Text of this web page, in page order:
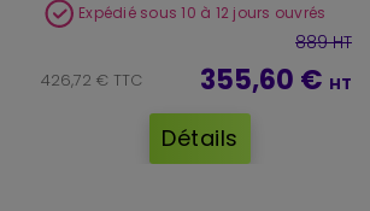
Expédié sous 10 à 12 jours ouvrés
426,72 € TTC
889 HT
355,60 € HT
Détails